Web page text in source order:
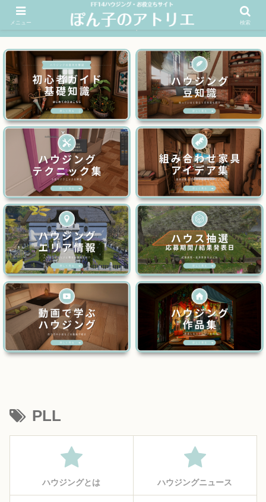
FF14ハウジングお役立ちサイト│ぽん子のアトリエを応援 >>
PLL
ハウジングとは ハウジングニュース
メニュー 検索